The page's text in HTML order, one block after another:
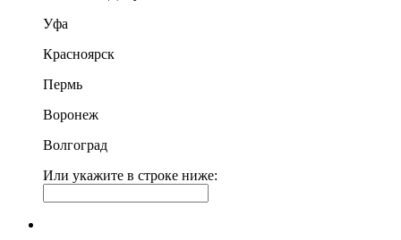
Уфа
Красноярск
Пермь
Воронеж
Волгоград
Или укажите в строке ниже: